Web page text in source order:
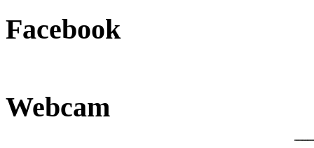
Facebook
Webcam